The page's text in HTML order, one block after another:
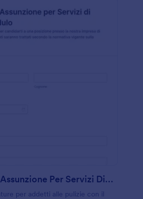
Domanda Di Assunzione Per Servizi Di Pulizia Modulo
per addetti alle pulizie con il